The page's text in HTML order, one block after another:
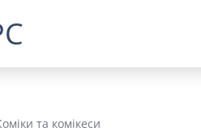
та комікеси